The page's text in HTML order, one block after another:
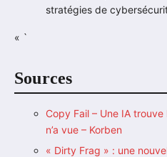
stratégies de
« `
Sources
Copy Fail – Une IA
n’a vue – Korben
« Dirty Frag » : une